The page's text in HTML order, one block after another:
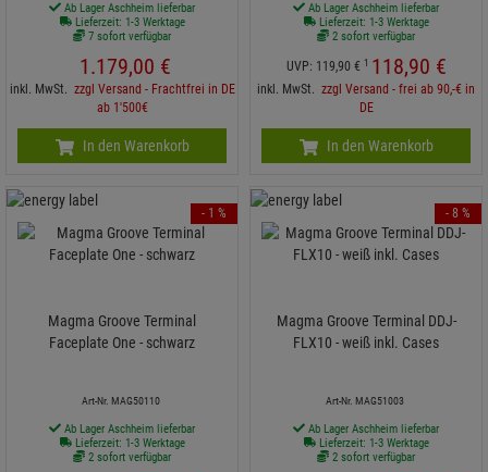
Ab Lager Aschheim lieferbar
Lieferzeit: 1-3 Werktage
7 sofort verfügbar
1.179,00 €
inkl. MwSt. zzgl Versand - Frachtfrei in DE
ab 1'500€
In den Warenkorb
Ab Lager Aschheim lieferbar
Lieferzeit: 1-3 Werktage
2 sofort verfügbar
UVP: 119,90 € 1 118,90 €
inkl. MwSt. zzgl Versand - frei ab 90,-€ in
DE
In den Warenkorb
Magma Groove Terminal
Faceplate One - schwarz
Art-Nr. MAG50110
Ab Lager Aschheim lieferbar
Lieferzeit: 1-3 Werktage
2 sofort verfügbar
- 1 %
Magma Groove Terminal DDJ-
FLX10 - weiß inkl. Cases
Art-Nr. MAG51003
Ab Lager Aschheim lieferbar
Lieferzeit: 1-3 Werktage
2 sofort verfügbar
- 8 %